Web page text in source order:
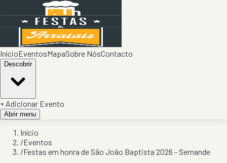
InícioEventosMapaSobre NósContacto
Descobrir
+ Adicionar Evento
Abrir menu
Início
/Eventos
/Festas em honra de São João Baptista 2026 - Sernande